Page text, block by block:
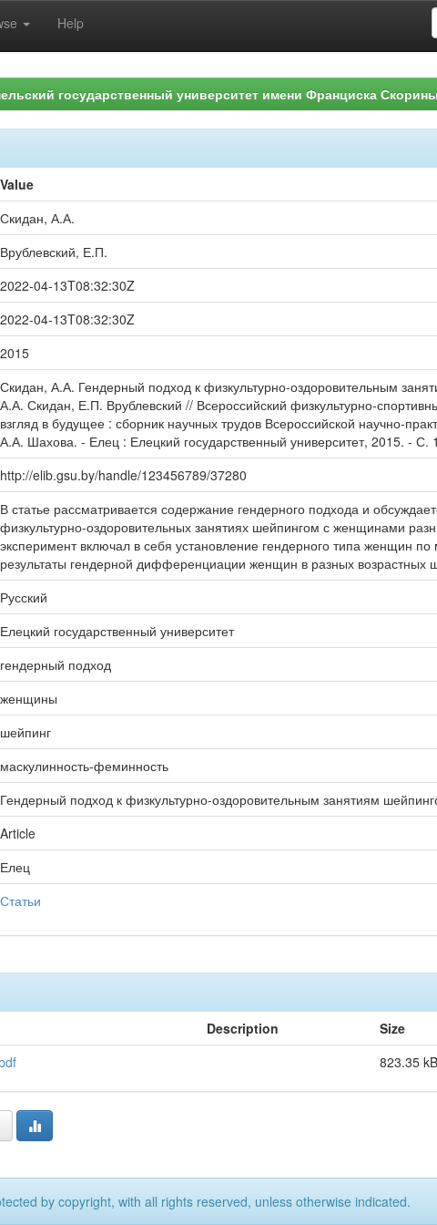
Help
государственный университет имени Франциска
Value
Скидан, А.А.
Врублевский, Е.П.
2022-04-13T08:32:30Z
2022-04-13T08:32:30Z
2015
Скидан, А.А. Гендерный подход к физкультурно-оздоровительным
А.А. Скидан, Е.П. Врублевский // Всероссийский физкультурно-
взгляд в будущее : сборник научных трудов Всероссийской научно-
А.А. Шахова. - Елец : Елецкий государственный университет, 2015. - С.
http://elib.gsu.by/handle/123456789/37280
В статье рассматривается содержание гендерного подхода и
физкультурно-оздоровительных занятиях шейпингом с женщинами
эксперимент включал в себя установление гендерного типа женщин
результаты гендерной дифференциации женщин в разных возрастных
Русский
Елецкий государственный университет
гендерный подход
женщины
шейпинг
маскулинность-феминность
Гендерный подход к физкультурно-оздоровительным занятиям
Article
Елец
Статьи
Description Size
823.35 kB
by copyright, with all rights reserved, unless otherwise indicated.